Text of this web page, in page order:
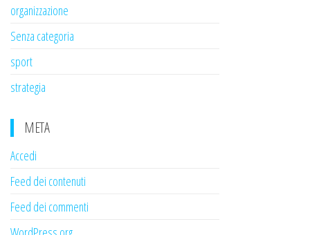
organizzazione
Senza categoria
sport
strategia
META
Accedi
Feed dei contenuti
Feed dei commenti